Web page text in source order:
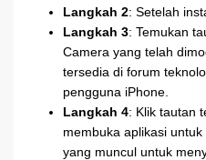
Langkah 2: Setelah
Langkah 3: Temukan
Camera yang telah
tersedia di forum
pengguna iPhone.
Langkah 4: Klik tautan
membuka aplikasi
yang muncul untuk